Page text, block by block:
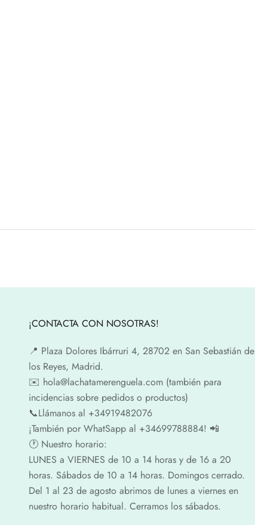
¡CONTACTA CON NOSOTRAS!
📍​ Plaza Dolores Ibárruri 4, 28702 en San Sebastián de
los Reyes, Madrid.
✉️​ hola@lachatamerenguela.com (también para
incidencias sobre pedidos o productos)
📞​​Llámanos al +34919482076
¡También por WhatSapp al +34699788884! 📲
🕐​ Nuestro horario:
LUNES a VIERNES de 10 a 14 horas y de 16 a 20
horas. Sábados de 10 a 14 horas. Domingos cerrado.
Del 1 al 23 de agosto abrimos de lunes a viernes en
nuestro horario habitual. Cerramos los sábados.